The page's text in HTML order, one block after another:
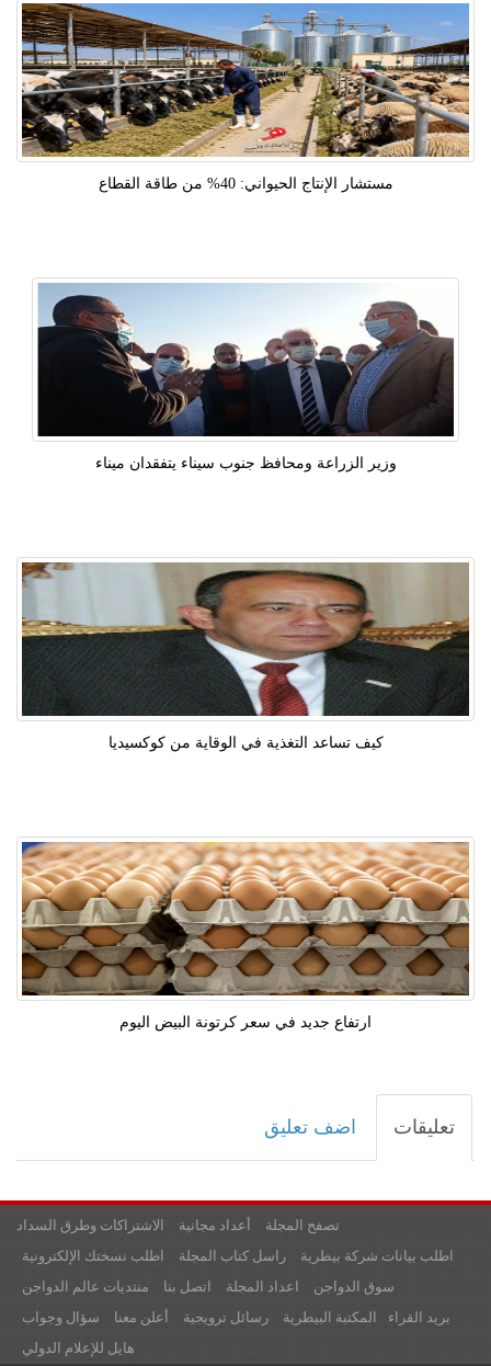
مستشار الإنتاج الحيواني: 40% من طاقة القطاع
وزير الزراعة ومحافظ جنوب سيناء يتفقدان ميناء
كيف تساعد التغذية في الوقاية من كوكسيديا
ارتفاع جديد في سعر كرتونة البيض اليوم
تعليقات اضف تعليق
الاشتراكات وطرق السداد أعداد مجانية
تصفح المجلة
اطلب نسختك الإلكترونية
راسل كتاب المجلة
اطلب بيانات شركة بيطرية
منتديات عالم الدواجن
اتصل بنا اعداد المجلة
سوق الدواجن
سؤال وجواب
أعلن معنا رسائل ترويجية المكتبة البيطرية
بريد القراء
هايل للإعلام الدولي